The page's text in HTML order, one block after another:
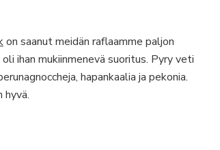
on saanut meidän raflaamme paljon
ihan mukiinmenevä suoritus. Pyry veti
hapankaalia ja pekonia.